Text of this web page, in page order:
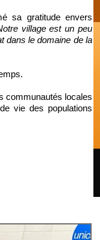
sa gratitude envers
village est un peu
dans le domaine de la
communautés locales
vie des populations